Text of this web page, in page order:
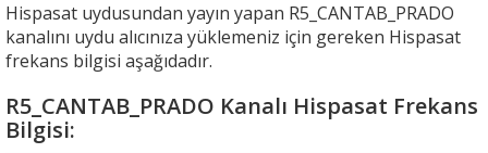
Hispasat uydusundan yayın yapan R5_CANTAB_PRADO
kanalını uydu alıcınıza yüklemeniz için gereken Hispasat
frekans bilgisi aşağıdadır.
R5_CANTAB_PRADO Kanalı Hispasat Frekans
Bilgisi: